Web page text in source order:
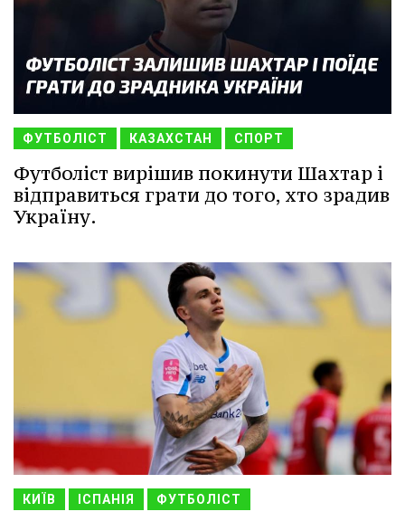
ФУТБОЛІСТ КАЗАХСТАН СПОРТ
Футболіст вирішив покинути Шахтар і
відправиться грати до того, хто зрадив
Україну.
КИЇВ ІСПАНІЯ ФУТБОЛІСТ